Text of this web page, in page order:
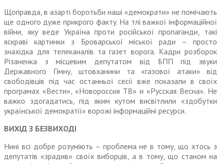
Щоправда, в азарті боротьби наші «демократи» не помічають
ще одного дуже прикрого факту. На тлі важкої інформаційної
війни, яку веде Україна проти російської пропаганди, такі
яскраві картинки з Броварської міської ради – про­сто
знахідка для телеканалів та газет ворога. Кадри розборок
Різаненка з місцевим депутатом від БПП під звуки
Державного Гімну, штовханини та «газової атаки» від
свободівців під час останньої сесії вже показали в своїх
програмах «Вести», «Ново­россия ТВ» и «Русская Весна». Не
важко здогадатись, під яким кутом висвітлили «здобутки
української демократії» ворожі інформаційні ресурси.
ВИХІД З БЕЗВИХОДІ
Нині всі добре розуміють – проблема не в тому, що хтось з
депутатів «зрадив» своїх виборців, а в тому, що станом на